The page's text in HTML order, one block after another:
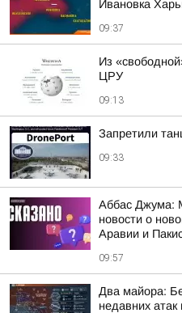
Ивановка
09:37
Из
ЦРУ
09:13
Запретили
09:33
Аббас Джума:
новости о
Аравии и
09:57
Два майора:
недавних атак